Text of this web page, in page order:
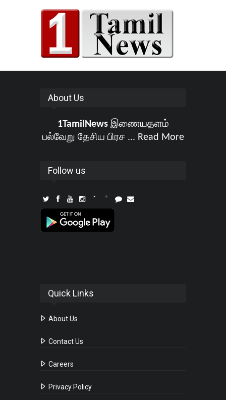
About Us
1TamilNewsஇணையதளம்
பல்வேறு தேசிய பிரச ... Read More
Follow us
Quick Links
About Us
Contact Us
Careers
Privacy Policy